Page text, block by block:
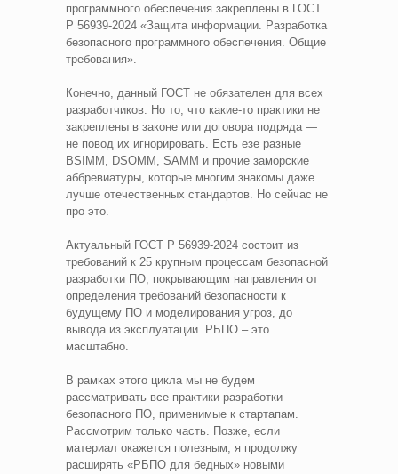
программного обеспечения закреплены в ГОСТ
Р 56939-2024 «Защита информации. Разработка
безопасного программного обеспечения. Общие
требования».
Конечно, данный ГОСТ не обязателен для всех
разработчиков. Но то, что какие-то практики не
закреплены в законе или договора подряда —
не повод их игнорировать. Есть езе разные
BSIMM, DSOMM, SAMM и прочие заморские
аббревиатуры, которые многим знакомы даже
лучше отечественных стандартов. Но сейчас не
про это.
Актуальный ГОСТ Р 56939-2024 состоит из
требований к 25 крупным процессам безопасной
разработки ПО, покрывающим направления от
определения требований безопасности к
будущему ПО и моделирования угроз, до
вывода из эксплуатации. РБПО – это
масштабно.
В рамках этого цикла мы не будем
рассматривать все практики разработки
безопасного ПО, применимые к стартапам.
Рассмотрим только часть. Позже, если
материал окажется полезным, я продолжу
расширять «РБПО для бедных» новыми